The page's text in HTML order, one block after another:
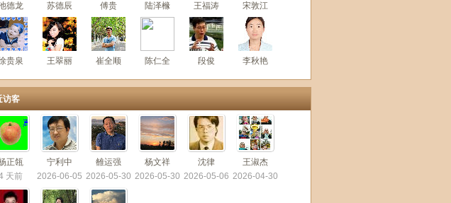
德龙 苏德辰 傅贵 陆泽橼 王福涛 宋敦江
贵泉 王翠丽 崔全顺 陈仁全 段俊 李秋艳
访客
正瓴
天前
宁利中
2026-06-05
雒运强
2026-05-30
杨文祥
2026-05-30
沈律
2026-05-06
王淑杰
2026-04-30